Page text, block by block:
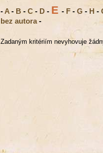
- A - B - C - D - E - F - G - H -
bez autora -
Zadaným kritériím nevyhovuje